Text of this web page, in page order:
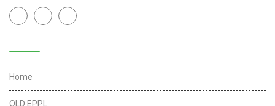
Home
OLD EPPL